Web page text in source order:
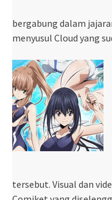
bergabung dalam
menyusul Cloud yang
tersebut. Visual dan